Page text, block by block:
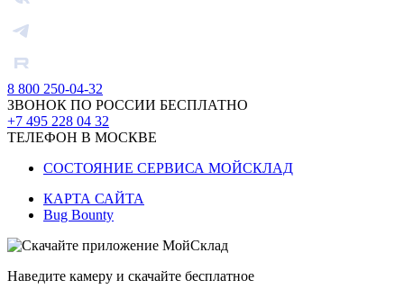
8 800 250-04-32
ЗВОНОК ПО РОССИИ БЕСПЛАТНО
+7 495 228 04 32
ТЕЛЕФОН В МОСКВЕ
СОСТОЯНИЕ СЕРВИСА МОЙСКЛАД
КАРТА САЙТА
Bug Bounty
Наведите камеру и скачайте бесплатное